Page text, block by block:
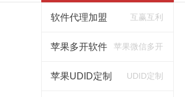
软件代理加盟 互赢互利
苹果多开软件 苹果微信多开
苹果UDID定制 UDID定制